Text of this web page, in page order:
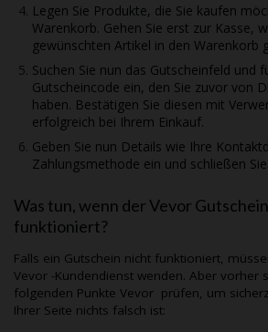
Legen Sie Produkte, die Sie kaufen
Warenkorb. Gehen Sie erst zur Kasse,
gewünschten Artikel in den Warenkorb
Suchen Sie nun das Gutscheinfeld und
Gutscheincode ein, den Sie zuvor von
haben. Bestätigen Sie diesen mit
erfolgreich bei Ihrem Einkauf.
Geben Sie nun Details wie Ihre
Zahlungsmethode ein und schließen
Was tun, wenn derVevor
funktioniert?
Falls ein Gutschein nicht funktioniert,
Vevor -Kundendienst wenden. Aber vorher
folgenden Punkte Vevor prüfen, um
Ihrer Seite nichts falsch ist: